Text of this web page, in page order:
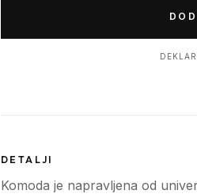
DETALJI
Komoda je napravljena od